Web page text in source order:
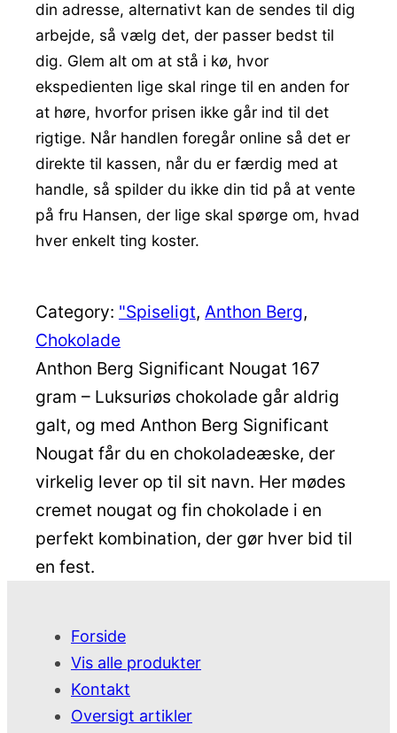
din adresse, alternativt kan de sendes til dig
arbejde, så vælg det, der passer bedst til
dig. Glem alt om at stå i kø, hvor
ekspedienten lige skal ringe til en anden for
at høre, hvorfor prisen ikke går ind til det
rigtige. Når handlen foregår online så det er
direkte til kassen, når du er færdig med at
handle, så spilder du ikke din tid på at vente
på fru Hansen, der lige skal spørge om, hvad
hver enkelt ting koster.
Category: "Spiseligt, Anthon Berg
Chokolade
Anthon Berg Significant Nougat 167
gram – Luksuriøs chokolade går aldrig
galt, og med Anthon Berg Significant
Nougat får du en chokoladeæske, der
virkelig lever op til sit navn. Her mødes
cremet nougat og fin chokolade i en
perfekt kombination, der gør hver bid til
en fest.
Forside
Vis alle produkter
Kontakt
Oversigt artikler